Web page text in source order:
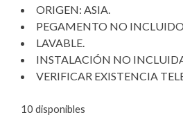
ORIGEN: ASIA.
PEGAMENTO NO
LAVABLE.
INSTALACIÓN NO
VERIFICAR EXISTENCIA
10 disponibles